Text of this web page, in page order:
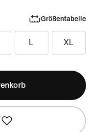
Größentabelle
L XL